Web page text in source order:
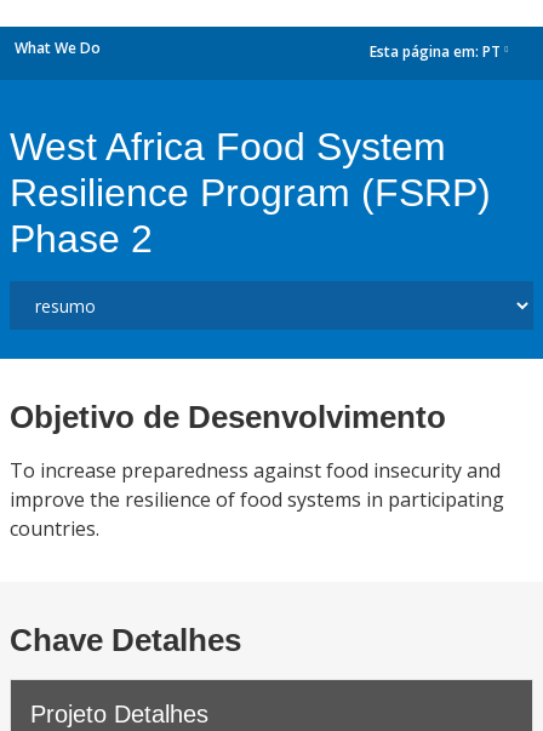
What We Do Esta página em: PT
West Africa Food System
Resilience Program (FSRP)
Phase 2
Objetivo de Desenvolvimento
To increase preparedness against food insecurity and
improve the resilience of food systems in participating
countries.
Chave Detalhes
Projeto Detalhes